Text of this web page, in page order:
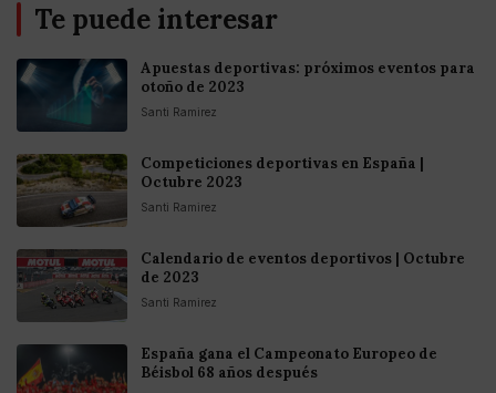
Te puede interesar
Apuestas deportivas: próximos eventos para
otoño de 2023
Santi Ramirez
Competiciones deportivas en España |
Octubre 2023
Santi Ramirez
Calendario de eventos deportivos | Octubre
de 2023
Santi Ramirez
España gana el Campeonato Europeo de
Béisbol 68 años después